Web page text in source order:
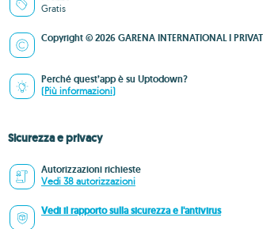
Gratis
Copyright © 2026 GARENA INTERNATIONAL I
Perché quest’app è su Uptodown?
(Più informazioni)
Sicurezza e privacy
Autorizzazioni richieste
Vedi 38 autorizzazioni
Vedi il rapporto sulla sicurezza e l'antivirus